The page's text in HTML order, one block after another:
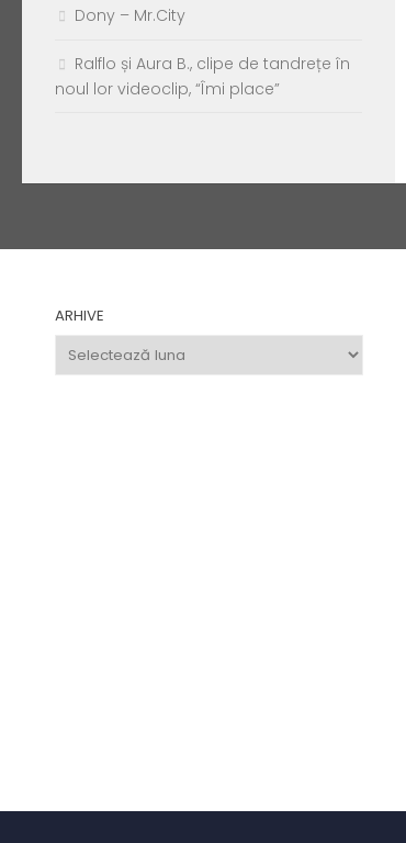
Dony – Mr.City
Ralflo și Aura B., clipe de tandrețe în
noul lor videoclip, “Îmi place”
ARHIVE
Arhive